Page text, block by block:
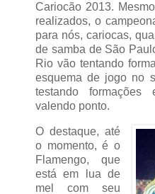
Cariocão 2013.
realizados, o
para nós, cariocas,
de samba de São
Rio vão tentando
esquema de jogo no
testando
valendo ponto.
O destaque, até
o momento, é o
Flamengo, que
está em lua de
mel com seu